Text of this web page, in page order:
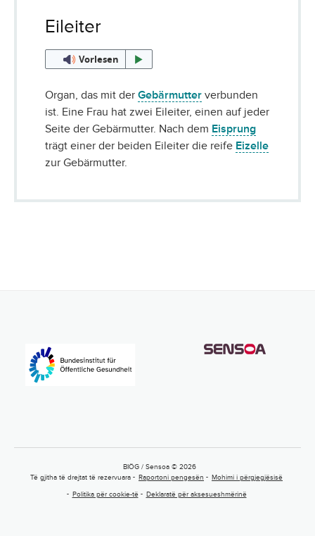
Eileiter
Vorlesen
Organ, das mit der Gebärmutter verbunden
ist. Eine Frau hat zwei Eileiter, einen auf jeder
Seite der Gebärmutter. Nach dem Eisprung
trägt einer der beiden Eileiter die reife Eizelle
zur Gebärmutter.
BIÖG / Sensoa © 2026
Të gjitha të drejtat të rezervuara
Raportoni pengesën Mohimi i përgjegjësisë
Politika për cookie-të Deklaratë për aksesueshmërinë